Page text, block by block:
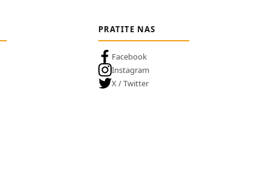
PRATITE NAS
Facebook
Instagram
X / Twitter